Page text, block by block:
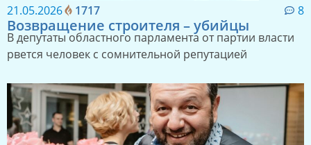
21.05.2026 1717 8
Возвращение строителя – убийцы
В депутаты областного парламента от партии власти
рвется человек с сомнительной репутацией